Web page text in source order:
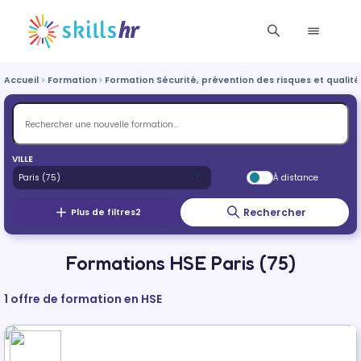
Accueil Formation Formation Sécurité, prévention des risques et qualité
VILLE
À distance
Plus de filtres2 Rechercher
Formations HSE Paris (75)
1 offre de formation en HSE